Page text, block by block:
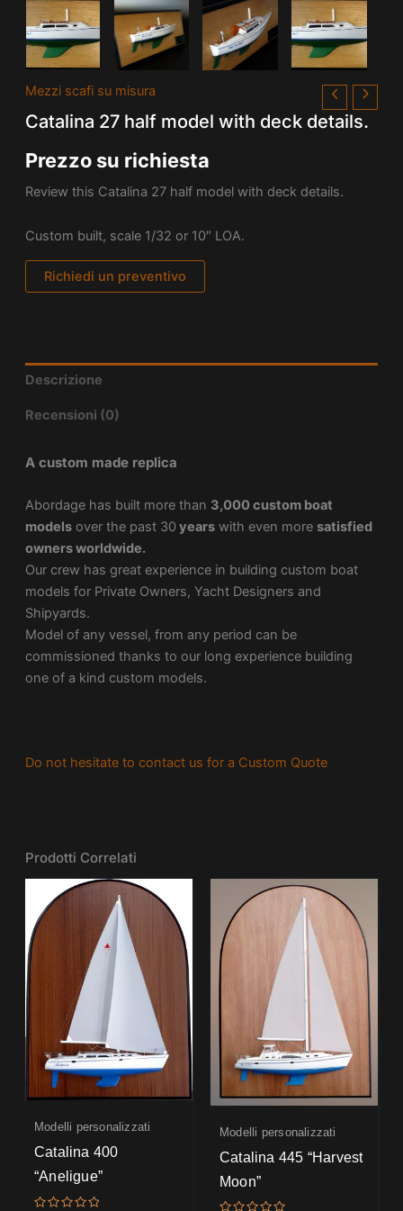
Mezzi scafi su misura
Catalina 27 half model with deck details.
Prezzo su richiesta
Review this Catalina 27 half model with deck details.
Custom built, scale 1/32 or 10″ LOA.
Richiedi un preventivo
Descrizione
Recensioni (0)
A custom made replica
Abordage has built more than 3,000 custom boat
modelsover the past 30 yearswith even more satisfied
owners worldwide.
Our crew has great experience in building custom boat
models for Private Owners, Yacht Designers and
Shipyards.
Model of any vessel, from any period can be
commissioned thanks to our long experience building
one of a kind custom models.
Do not hesitate to contact us for a Custom Quote
Prodotti Correlati
Modelli personalizzati
Catalina 400
“Aneligue”
Modelli personalizzati
Catalina 445 “Harvest
Moon”